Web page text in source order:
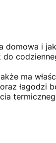
domowa i
ma
łagodzi